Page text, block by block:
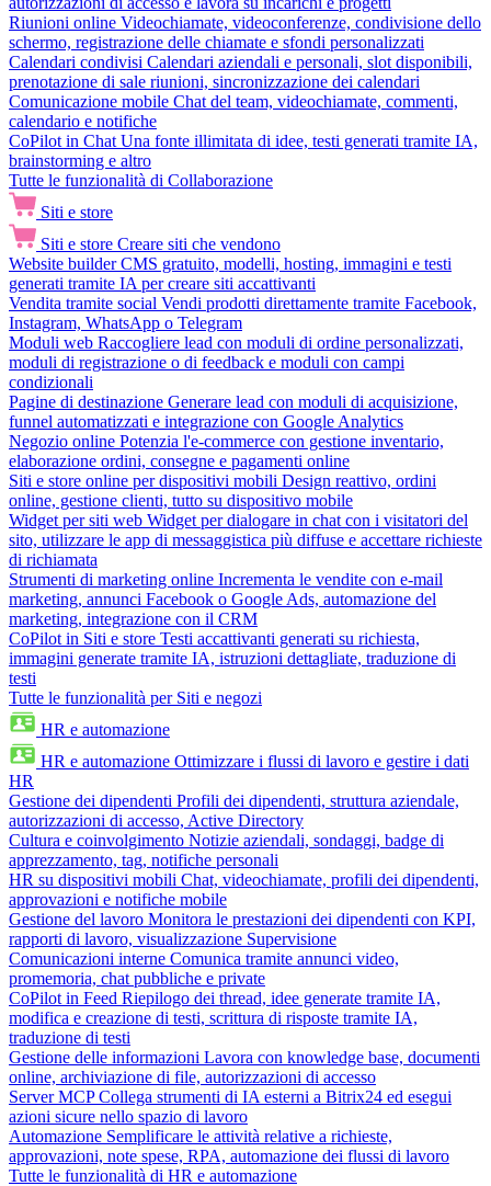
Riunioni online Videochiamate, videoconferenze, condivisione dello
schermo, registrazione delle chiamate e sfondi personalizzati
Calendari condivisi Calendari aziendali e personali, slot disponibili,
prenotazione di sale riunioni, sincronizzazione dei calendari
Comunicazione mobile Chat del team, videochiamate, commenti,
calendario e notifiche
CoPilot in Chat Una fonte illimitata di idee, testi generati tramite IA,
brainstorming e altro
Tutte le funzionalità di Collaborazione
Siti e store
Siti e store Creare siti che vendono
Website builder CMS gratuito, modelli, hosting, immagini e testi
generati tramite IA per creare siti accattivanti
Vendita tramite social Vendi prodotti direttamente tramite Facebook,
Instagram, WhatsApp o Telegram
Moduli web Raccogliere lead con moduli di ordine personalizzati,
moduli di registrazione o di feedback e moduli con campi
condizionali
Pagine di destinazione Generare lead con moduli di acquisizione,
funnel automatizzati e integrazione con Google Analytics
Negozio online Potenzia l'e-commerce con gestione inventario,
elaborazione ordini, consegne e pagamenti online
Siti e store online per dispositivi mobili Design reattivo, ordini
online, gestione clienti, tutto su dispositivo mobile
Widget per siti web Widget per dialogare in chat con i visitatori del
sito, utilizzare le app di messaggistica più diffuse e accettare richieste
di richiamata
Strumenti di marketing online Incrementa le vendite con e-mail
marketing, annunci Facebook o Google Ads, automazione del
marketing, integrazione con il CRM
CoPilot in Siti e store Testi accattivanti generati su richiesta,
immagini generate tramite IA, istruzioni dettagliate, traduzione di
testi
Tutte le funzionalità per Siti e negozi
HR e automazione
HR e automazione Ottimizzare i flussi di lavoro e gestire i dati
HR
Gestione dei dipendenti Profili dei dipendenti, struttura aziendale,
autorizzazioni di accesso, Active Directory
Cultura e coinvolgimento Notizie aziendali, sondaggi, badge di
apprezzamento, tag, notifiche personali
HR su dispositivi mobili Chat, videochiamate, profili dei dipendenti,
approvazioni e notifiche mobile
Gestione del lavoro Monitora le prestazioni dei dipendenti con KPI,
rapporti di lavoro, visualizzazione Supervisione
Comunicazioni interne Comunica tramite annunci video,
promemoria, chat pubbliche e private
CoPilot in Feed Riepilogo dei thread, idee generate tramite IA,
modifica e creazione di testi, scrittura di risposte tramite IA,
traduzione di testi
Gestione delle informazioni Lavora con knowledge base, documenti
online, archiviazione di file, autorizzazioni di accesso
Server MCP Collega strumenti di IA esterni a Bitrix24 ed esegui
azioni sicure nello spazio di lavoro
Automazione Semplificare le attività relative a richieste,
approvazioni, note spese, RPA, automazione dei flussi di lavoro
Tutte le funzionalità di HR e automazione